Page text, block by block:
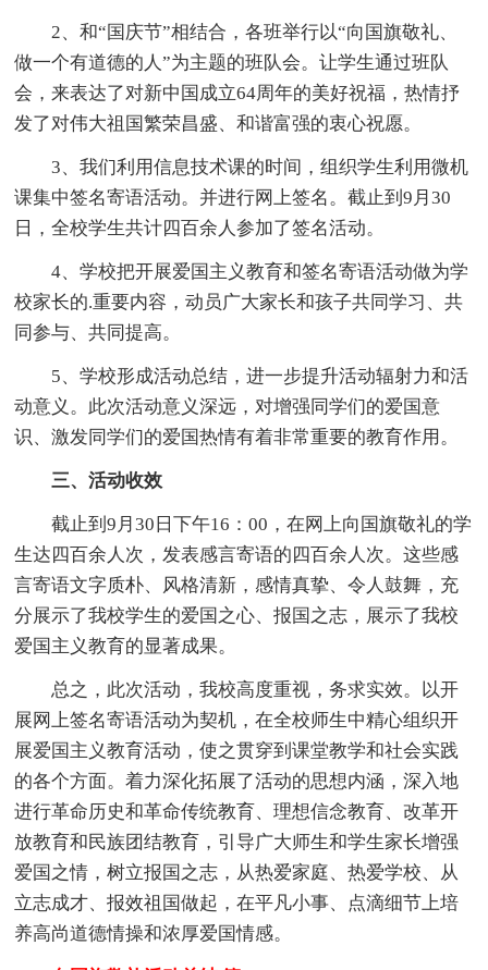
2、和“国庆节”相结合，各班举行以“向国旗敬礼、
做一个有道德的人”为主题的班队会。让学生通过班队
会，来表达了对新中国成立64周年的美好祝福，热情抒
发了对伟大祖国繁荣昌盛、和谐富强的衷心祝愿。
3、我们利用信息技术课的时间，组织学生利用微机
课集中签名寄语活动。并进行网上签名。截止到9月30
日，全校学生共计四百余人参加了签名活动。
4、学校把开展爱国主义教育和签名寄语活动做为学
校家长的.重要内容，动员广大家长和孩子共同学习、共
同参与、共同提高。
5、学校形成活动总结，进一步提升活动辐射力和活
动意义。此次活动意义深远，对增强同学们的爱国意
识、激发同学们的爱国热情有着非常重要的教育作用。
三、活动收效
截止到9月30日下午16：00，在网上向国旗敬礼的学
生达四百余人次，发表感言寄语的四百余人次。这些感
言寄语文字质朴、风格清新，感情真挚、令人鼓舞，充
分展示了我校学生的爱国之心、报国之志，展示了我校
爱国主义教育的显著成果。
总之，此次活动，我校高度重视，务求实效。以开
展网上签名寄语活动为契机，在全校师生中精心组织开
展爱国主义教育活动，使之贯穿到课堂教学和社会实践
的各个方面。着力深化拓展了活动的思想内涵，深入地
进行革命历史和革命传统教育、理想信念教育、改革开
放教育和民族团结教育，引导广大师生和学生家长增强
爱国之情，树立报国之志，从热爱家庭、热爱学校、从
立志成才、报效祖国做起，在平凡小事、点滴细节上培
养高尚道德情操和浓厚爱国情感。